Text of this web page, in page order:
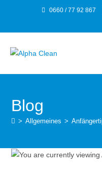
0660 / 77 92 867
Blog
> Allgemeines >